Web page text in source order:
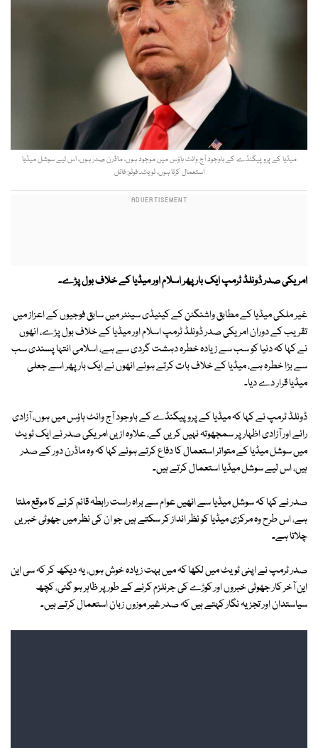
میڈیا کے پروپیگنڈے کے باوجود آج وائٹ ہاؤس میں موجود ہوں، ماڈرن صدر ہوں، اس لیے سوشل میڈیا
استعمال کرتا ہوں، ٹویٹ۔ فوٹو: فائل
امریکی صدر ڈونلڈ ٹرمپ ایک بار پھر اسلام اور میڈیا کے خلاف بول پڑے۔
غیر ملکی میڈیا کے مطابق واشنگٹن کے کینیڈی سینٹر میں سابق فوجیوں کے اعزاز میں
تقریب کے دوران امریکی صدر ڈونلڈ ٹرمپ اسلام اور میڈیا کے خلاف بول پڑے، انھوں
نے کہا کہ دنیا کو سب سے زیادہ خطرہ دہشت گردی سے ہے، اسلامی انتہا پسندی سب
سے بڑا خطرہ ہے، میڈیا کے خلاف بات کرتے ہوئے انھوں نے ایک بار پھر اسے جعلی
میڈیا قرار دے دیا۔
ڈونلڈ ٹرمپ نے کہا کہ میڈیا کے پروپیگنڈے کے باوجود آج وائٹ ہاؤس میں ہوں، آزادی
رائے اور آزادی اظہار پر سمجھوتہ نہیں کریں گے، علاوہ ازیں امریکی صدر نے ایک ٹویٹ
میں سوشل میڈیا کے متواتر استعمال کا دفاع کرتے ہوئے کہا کہ وہ ماڈرن دور کے صدر
ہیں، اس لیے سوشل میڈیا استعمال کرتے ہیں۔
صدر نے کہا کہ سوشل میڈیا سے انھیں عوام سے براہ راست رابطہ قائم کرنے کا موقع ملتا
ہے، اس طرح وہ مرکزی میڈیا کو نظر انداز کر سکتے ہیں جو ان کی نظر میں جھوٹی خبریں
چلاتا ہے۔
صدر ٹرمپ نے اپنی ٹویٹ میں لکھا کہ میں بہت زیادہ خوش ہوں، یہ دیکھ کر کہ سی این
این آخر کار جھوٹی خبروں اور کوڑے کی جرنلزم کرنے کے طور پر ظاہر ہو گئی، کچھ
سیاستدان اور تجزیہ نگار کہتے ہیں کہ صدر غیر موزوں زبان استعمال کرتے ہیں۔